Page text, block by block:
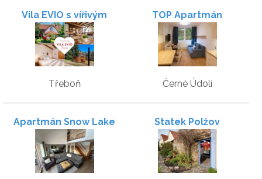
Vila EVIO s vířivým
bazénem a saunou
Třeboň
TOP Apartmán
Novohradské hory
Černé Údolí
Apartmán Snow Lake Statek Polžov